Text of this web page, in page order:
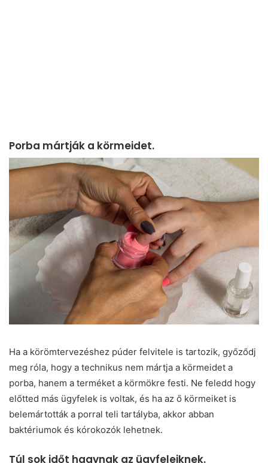
Porba mártják a körmeidet.
Ha a körömtervezéshez púder felvitele is tartozik, győződj
meg róla, hogy a technikus nem mártja a körmeidet a
porba, hanem a terméket a körmökre festi. Ne feledd hogy
előtted más ügyfelek is voltak, és ha az ő körmeiket is
belemártották a porral teli tartályba, akkor abban
baktériumok és kórokozók lehetnek.
Túl sok időt hagynak az ügyfeleiknek.